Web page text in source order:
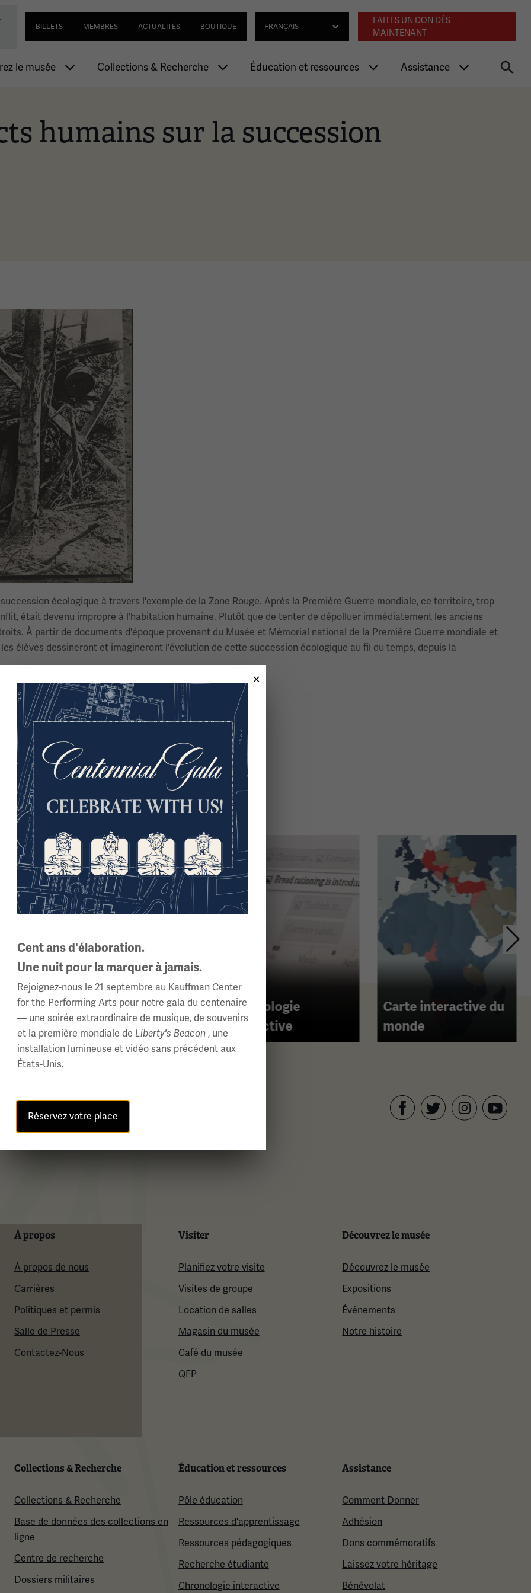
au
de la Première Guerre mondiale
Navigation utilitaire
BILLETS MEMBRES ACTUALITÉS BOUTIQUE Navigation
FAITES UN DON DÈS
MAINTENANT
principale
le musée Collections & Recherche Éducation et ressources Assistance
humains sur la succession
écologique à travers l'exemple de la Zone Rouge. Après la Première Guerre mondiale, ce territoire, trop
était devenu impropre à l'habitation humaine. Plutôt que de tenter de dépolluer immédiatement les anciens
À partir de documents d'époque provenant du Musée et Mémorial national de la Première Guerre mondiale et
élèves dessineront et imagineront l'évolution de cette succession écologique au fil du temps, depuis la
mondiale
Articles sur la
Première Guerre
mondiale
Chronologie
interactive
Carte interactive du
monde
À propos
À propos de nous
Carrières
Politiques et permis
Salle de Presse
Contactez-Nous
Visiter
Planifiez votre visite
Visites de groupe
Location de salles
Magasin du musée
Café du musée
QFP
Découvrez le musée
Découvrez le musée
Expositions
Événements
Notre histoire
Collections & Recherche
Collections & Recherche
Base de données des collections en
ligne
Centre de recherche
Dossiers militaires
Éducation et ressources
Pôle éducation
Ressources d'apprentissage
Ressources pédagogiques
Recherche étudiante
Chronologie interactive
Assistance
Comment Donner
Adhésion
Dons commémoratifs
Laissez votre héritage
Bénévolat
Cent ans d'élaboration.
Une nuit pour la marquer à jamais.
Rejoignez-nous le 21 septembre au Kauffman Center
for the Performing Arts pour notre gala du centenaire
— une soirée extraordinaire de musique, de souvenirs
et la première mondiale de Liberty's Beacon , une
installation lumineuse et vidéo sans précédent aux
États-Unis.
Réservez votre place